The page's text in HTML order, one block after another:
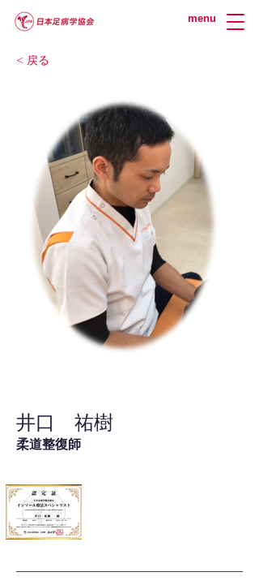
menu
< 戻る
井口 祐樹
柔道整復師